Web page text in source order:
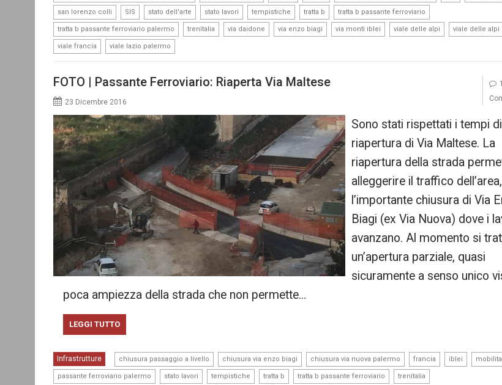
san lorenzo colli SIS stato dell'arte stato lavori tempistiche tratta b tratta b passante ferroviario
tratta b passante ferroviario palermo trenitalia via daidone via enzo biagi via monti iblei viale delle alpi viale delle alpi
viale francia viale lazio palermo
FOTO | Passante Ferroviario: Riaperta Via Maltese
23 Dicembre 2016
Sono stati rispettati i tempi di
riapertura di Via Maltese. La
riapertura della strada
alleggerire il traffico
l’importante chiusura di Via
Biagi (ex Via Nuova) dove i
avanzano. Al momento si
un’apertura parziale, quasi
sicuramente a senso unico
poca ampiezza della strada che non permette…
LEGGI TUTTO
Infrastrutture chiusura passaggio a livello chiusura via enzo biagi chiusura via nuova palermo francia iblei
passante ferroviario palermo stato lavori tempistiche tratta b tratta b passante ferroviario trenitalia
1